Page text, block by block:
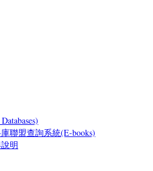
聯盟查詢系統(E-books)
明